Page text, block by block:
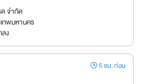
จำกัด
ทพมหานคร
ง
5 ชม. ก่อน